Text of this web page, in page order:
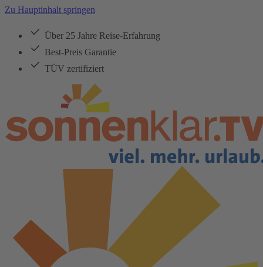
Zu Hauptinhalt springen
Über 25 Jahre Reise-Erfahrung
Best-Preis Garantie
TÜV zertifiziert